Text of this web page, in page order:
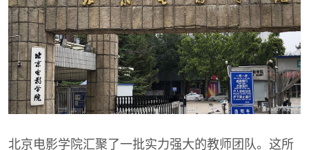
北京电影学院汇聚了一批实力强大的教师团队。这所